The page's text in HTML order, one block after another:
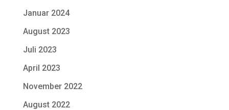
Januar 2024
August 2023
Juli 2023
April 2023
November 2022
August 2022